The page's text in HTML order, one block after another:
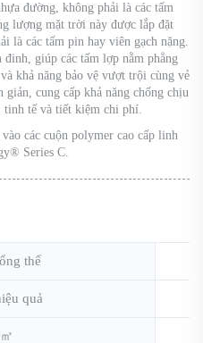
đường, không phải là các tấm
lượng mặt trời này được lắp đặt
là các tấm pin hay viên gạch nặng.
đinh, giúp các tấm lợp nằm phẳng
khả năng bảo vệ vượt trội cùng vẻ
cung cấp khả năng chống chịu
tinh tế và tiết kiệm chi phí.
các cuộn polymer cao cấp linh
Series C.
thể
quả